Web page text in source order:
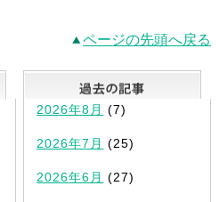
ページの先頭へ戻る
最新記事一覧
2026年8月 (7)
2026年7月 (25)
2026年6月 (27)